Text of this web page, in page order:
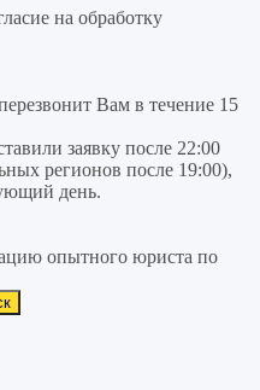
на обработку
Вам в течение 15
заявку после 22:00
регионов после 19:00),
день.
опытного юриста по